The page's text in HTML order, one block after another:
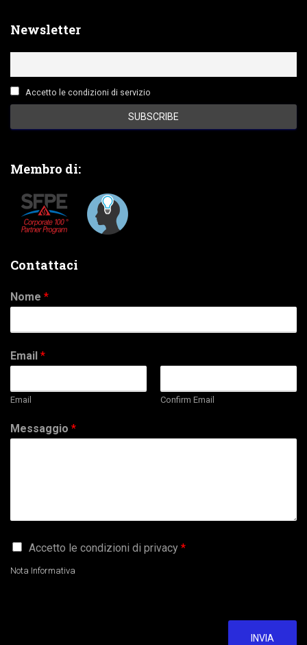
Newsletter
Accetto le condizioni di servizio
Membro di:
Contattaci
Nome *
Email *
Email Confirm Email
Messaggio *
G
P
Accetto le condizioni di privacy *
Nota Informativa
INVIA